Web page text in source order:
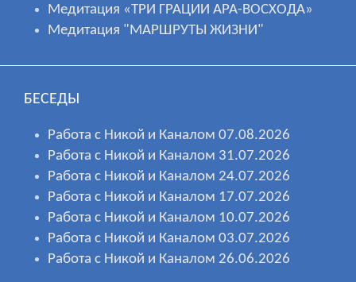
Медитация «ТРИ ГРАЦИИ АРА-ВОСХОДА»
Медитация "МАРШРУТЫ ЖИЗНИ"
БЕСЕДЫ
Работа с Никой и Каналом 07.08.2026
Работа с Никой и Каналом 31.07.2026
Работа с Никой и Каналом 24.07.2026
Работа с Никой и Каналом 17.07.2026
Работа с Никой и Каналом 10.07.2026
Работа с Никой и Каналом 03.07.2026
Работа с Никой и Каналом 26.06.2026